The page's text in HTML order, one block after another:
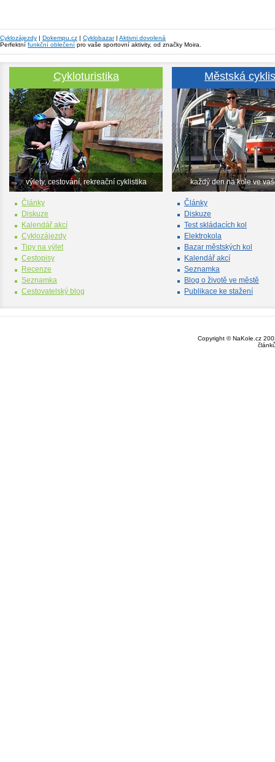
Cyklozájezdy | Dokempu.cz | Cyklobazar| Aktivni dovolená
Perfektní funkční oblečení pro vaše sportovní aktivity, od značky Moira.
Cykloturistika
výlety, cestování, rekreační cyklistika
Články
Diskuze
Kalendář akcí
Cyklozájezdy
Tipy na výlet
Cestopisy
Recenze
Seznamka
Cestovatelský blog
Městská
každý den na kole ve
Články
Diskuze
Test skládacích kol
Elektrokola
Bazar městských kol
Kalendář akcí
Seznamka
Blog o životě ve městě
Publikace ke stažení
Copyright © NaKole.cz